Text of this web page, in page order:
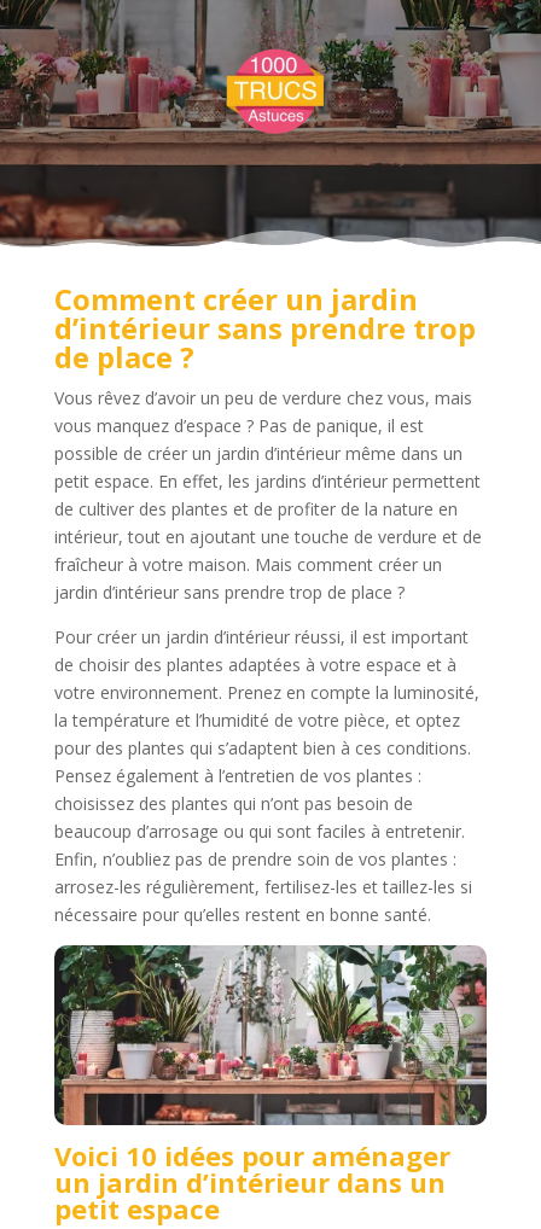
Comment créer un jardin
d’intérieur sans prendre trop
de place ?
Vous rêvez d’avoir un peu de verdure chez vous, mais
vous manquez d’espace ? Pas de panique, il est
possible de créer un jardin d’intérieur même dans un
petit espace. En effet, les jardins d’intérieur permettent
de cultiver des plantes et de profiter de la nature en
intérieur, tout en ajoutant une touche de verdure et de
fraîcheur à votre maison. Mais comment créer un
jardin d’intérieur sans prendre trop de place ?
Pour créer un jardin d’intérieur réussi, il est important
de choisir des plantes adaptées à votre espace et à
votre environnement. Prenez en compte la luminosité,
la température et l’humidité de votre pièce, et optez
pour des plantes qui s’adaptent bien à ces conditions.
Pensez également à l’entretien de vos plantes :
choisissez des plantes qui n’ont pas besoin de
beaucoup d’arrosage ou qui sont faciles à entretenir.
Enfin, n’oubliez pas de prendre soin de vos plantes :
arrosez-les régulièrement, fertilisez-les et taillez-les si
nécessaire pour qu’elles restent en bonne santé.
Voici 10 idées pour aménager
un jardin d’intérieur dans un
petit espace